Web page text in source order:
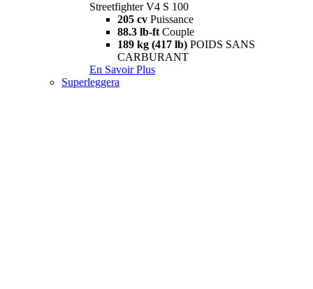
Streetfighter V4 S 100
205 cv Puissance
88.3 lb-ft Couple
189 kg (417 lb) POIDS SANS
CARBURANT
En Savoir Plus
Superleggera